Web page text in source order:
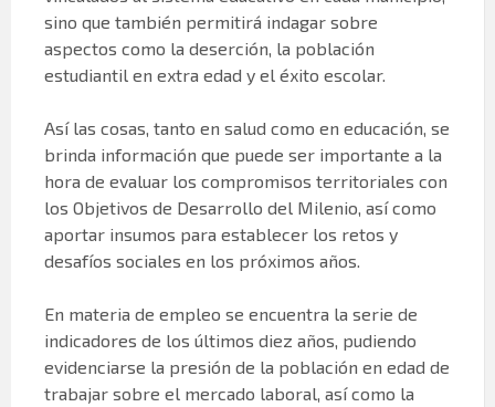
sino que también permitirá indagar sobre
aspectos como la deserción, la población
estudiantil en extra edad y el éxito escolar.
Así las cosas, tanto en salud como en educación, se
brinda información que puede ser importante a la
hora de evaluar los compromisos territoriales con
los Objetivos de Desarrollo del Milenio, así como
aportar insumos para establecer los retos y
desafíos sociales en los próximos años.
En materia de empleo se encuentra la serie de
indicadores de los últimos diez años, pudiendo
evidenciarse la presión de la población en edad de
trabajar sobre el mercado laboral, así como la